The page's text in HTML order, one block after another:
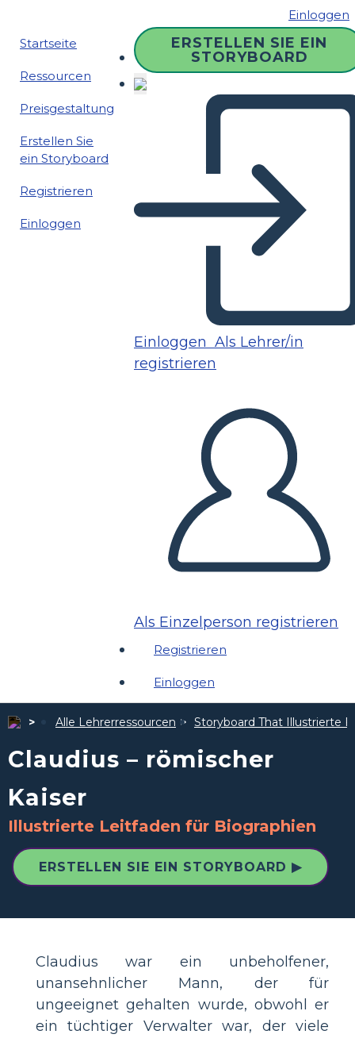
Einloggen
Startseite
Ressourcen
Preisgestaltung
Erstellen Sie
ein Storyboard
Registrieren
Einloggen
ERSTELLEN SIE EIN
STORYBOARD
Einloggen Als Lehrer/in
registrieren
Als Einzelperson registrieren
Registrieren
Einloggen
Alle Lehrerressourcen Storyboard That Illustrierte
Claudius – römischer
Kaiser
Illustrierte Leitfaden für Biographien
ERSTELLEN SIE EIN STORYBOARD ▶
Claudius war ein unbeholfener,
unansehnlicher Mann, der für
ungeeignet gehalten wurde, obwohl er
ein tüchtiger Verwalter war, der viele